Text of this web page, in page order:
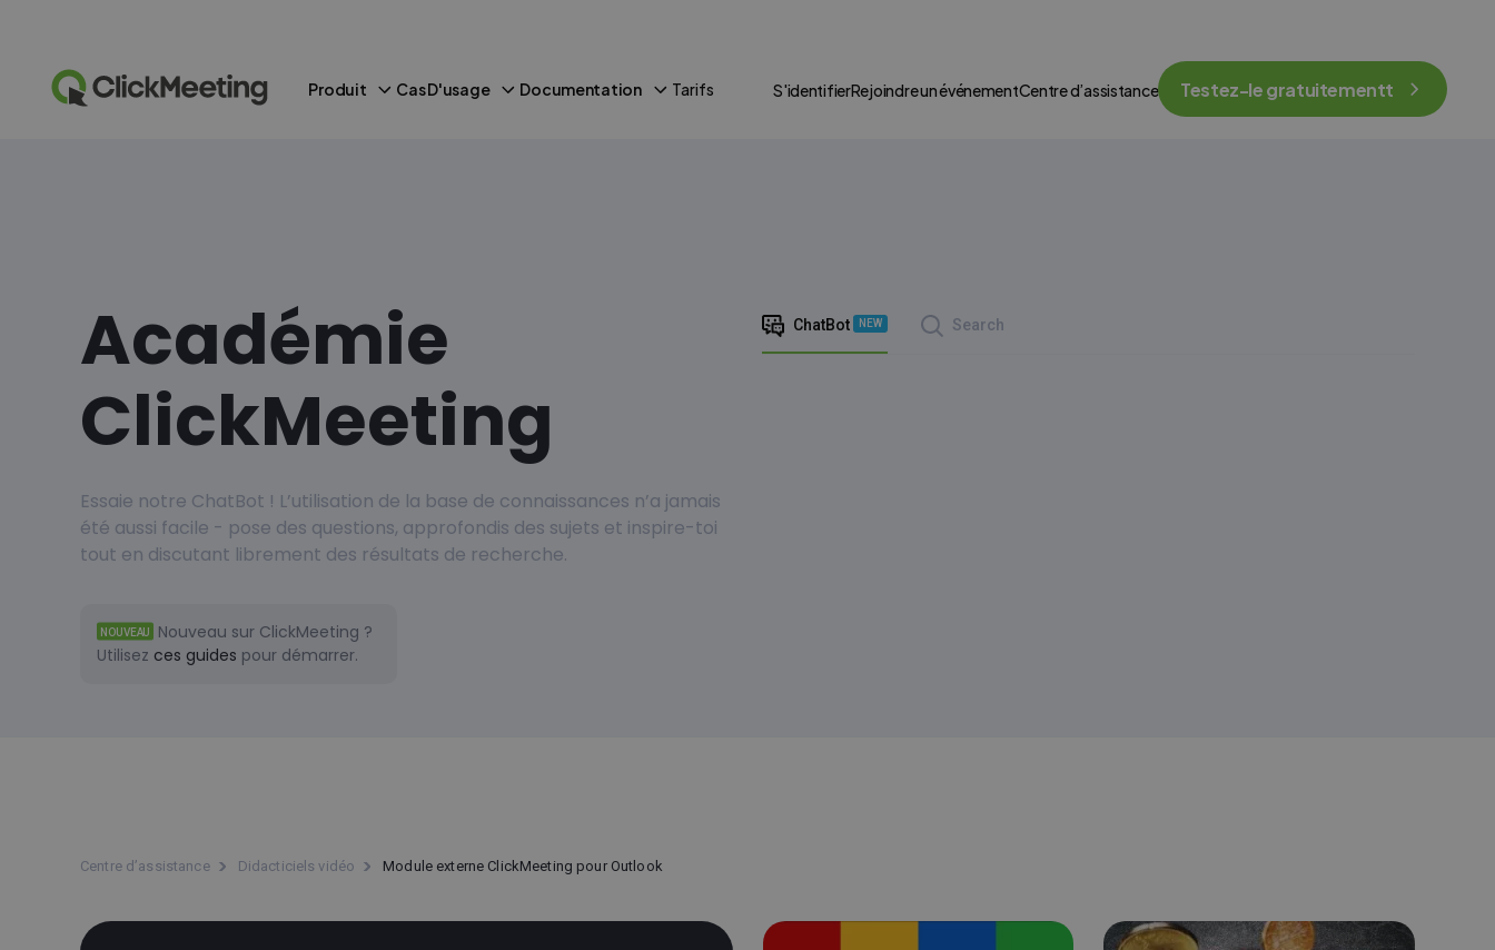
Produit Cas D'usage Documentation Tarifs S'identifierRejoindre un événementCentre d’assistance Testez-le gratuitementt
Académie
ClickMeeting
Essaie notre ChatBot ! L’utilisation de la base de connaissances n’a jamais
été aussi facile - pose des questions, approfondis des sujets et inspire-toi
tout en discutant librement des résultats de recherche.
NOUVEAU
Nouveau sur ClickMeeting ?
Utilisez ces guides pour démarrer.
ChatBot NEW Search
Centre d’assistance Didacticiels vidéo Module externe ClickMeeting pour Outlook